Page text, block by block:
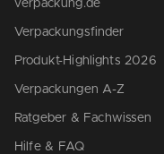
verpackung.de
Verpackungsfinder
Produkt-Highlights 2026
Verpackungen A-Z
Ratgeber & Fachwissen
Hilfe & FAQ